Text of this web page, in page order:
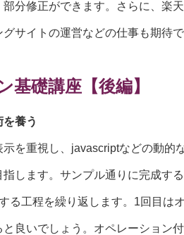
部分修正ができます。さらに、楽
サイトの運営などの仕事も期待で
基礎講座【後編】
養う
示を重視し、javascriptなどの動的
します。サンプル通りに完成す
る工程を繰り返します。1回目は
良いでしょう。オペレーション